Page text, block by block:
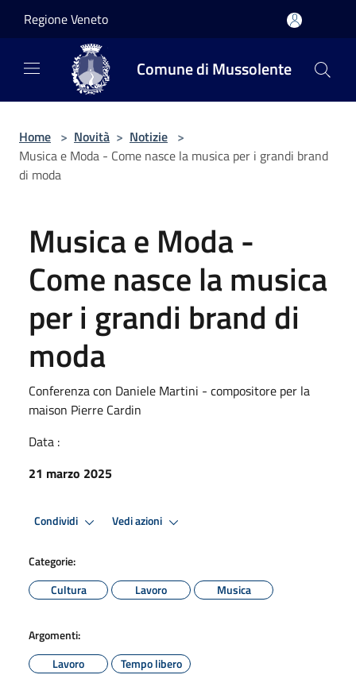
Regione Veneto
Comune di Mussolente
Home > Novità > Notizie >
Musica e Moda - Come nasce la musica per i grandi brand
di moda
Musica e Moda -
Come nasce la musica
per i grandi brand di
moda
Conferenza con Daniele Martini - compositore per la
maison Pierre Cardin
Data :
21 marzo 2025
Condividi Vedi azioni
Categorie:
Cultura
Lavoro Musica
Argomenti:
Lavoro
Tempo libero